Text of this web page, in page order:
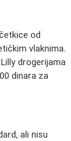
od
vlaknima.
drogerijama
dinara za
ali nisu